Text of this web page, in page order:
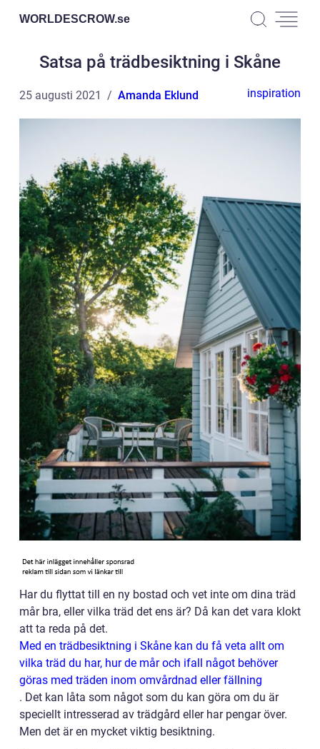
WORLDESCROW.se
Satsa på trädbesiktning i Skåne
25 augusti 2021 Amanda Eklund inspiration
Har du flyttat till en ny bostad och vet inte om dina träd
mår bra, eller vilka träd det ens är? Då kan det vara klokt
att ta reda på det.
Med en trädbesiktning i Skåne kan du få veta allt om
vilka träd du har, hur de mår och ifall något behöver
göras med träden inom omvårdnad eller fällning
. Det kan låta som något som du kan göra om du är
speciellt intresserad av trädgård eller har pengar över.
Men det är en mycket viktig besiktning.